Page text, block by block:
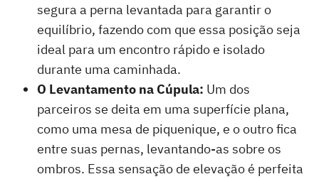
segura a perna levantada para garantir o
equilíbrio, fazendo com que essa posição seja
ideal para um encontro rápido e isolado
durante uma caminhada.
O Levantamento na Cúpula: Um dos
parceiros se deita em uma superfície plana,
como uma mesa de piquenique, e o outro fica
entre suas pernas, levantando-as sobre os
ombros. Essa sensação de elevação é perfeita